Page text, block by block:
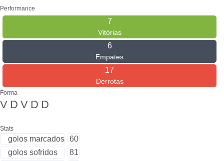
Performance
7
Vitórias
6
Empates
17
Derrotas
Forma
V D V D D
Stats
golos marcados 60
golos sofridos
81